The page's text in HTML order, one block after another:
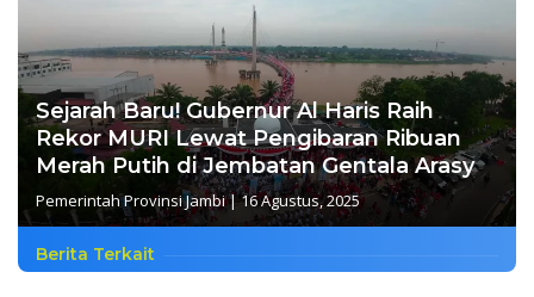
Sejarah Baru! Gubernur Al Haris Raih
Rekor MURI Lewat Pengibaran Ribuan
Merah Putih di Jembatan Gentala Arasy
Pemerintah Provinsi Jambi|16 Agustus, 2025
Berita Terkait